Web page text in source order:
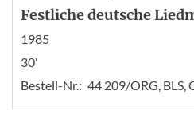
Festliche deutsche
1985
30'
Bestell-Nr.: 44 209/ORG, BLS,